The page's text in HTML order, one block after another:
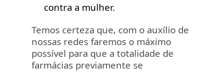
contra a mulher.
Temos certeza que, com o auxílio de
nossas redes faremos o máximo
possível para que a totalidade de
farmácias previamente se